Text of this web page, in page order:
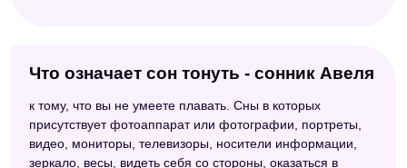
Что означает сон тонуть - сонник Авеля
к тому, что вы не умеете плавать. Сны в которых
присутствует фотоаппарат или фотографии, портреты,
видео, мониторы, телевизоры, носители информации,
зеркало, весы, видеть себя со стороны, оказаться в